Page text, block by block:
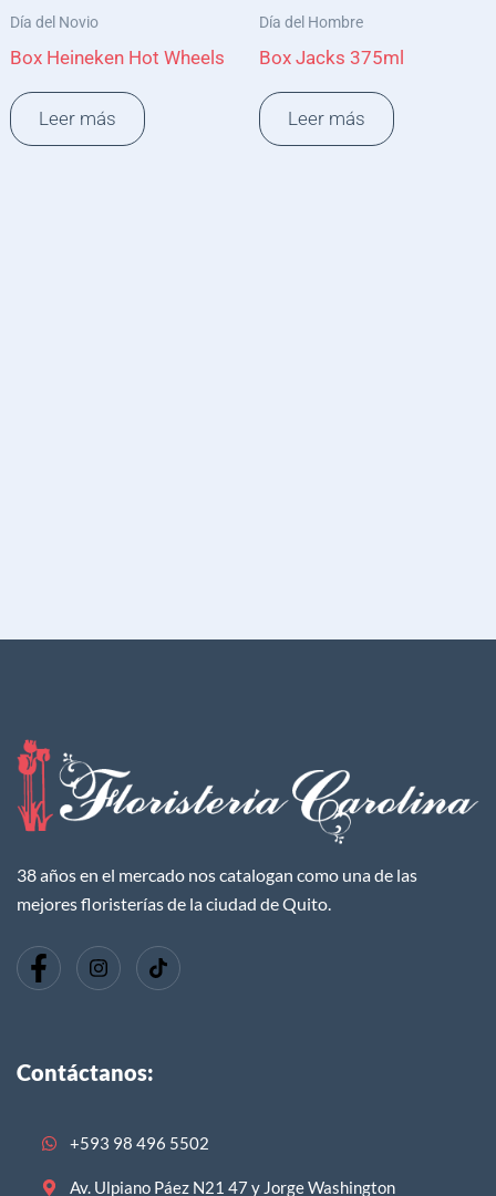
Día del Novio
Box Heineken Hot Wheels
Leer más
Día del Hombre
Box Jacks 375ml
Leer más
38 años en el mercado nos catalogan como una de las
mejores floristerías de la ciudad de Quito.
Contáctanos:
+593 98 496 5502
Av. Ulpiano Páez N21 47 y Jorge Washington